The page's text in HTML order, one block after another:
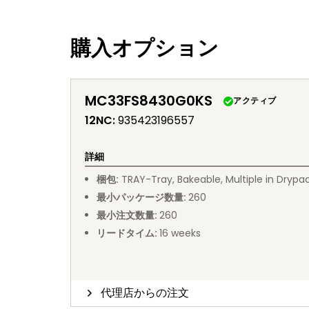
購入オプション
MC33FS8430G0KS アクティブ
12NC:935423196557
詳細
梱包: TRAY-Tray, Bakeable, Multiple in
最小パッケージ数量: 260
最小注文数量: 260
リードタイム: 16 weeks
代理店からの注文